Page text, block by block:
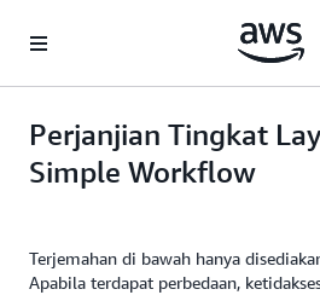
Perjanjian Tingkat
Simple Workflow
Terjemahan di bawah hanya
Apabila terdapat perbedaan,